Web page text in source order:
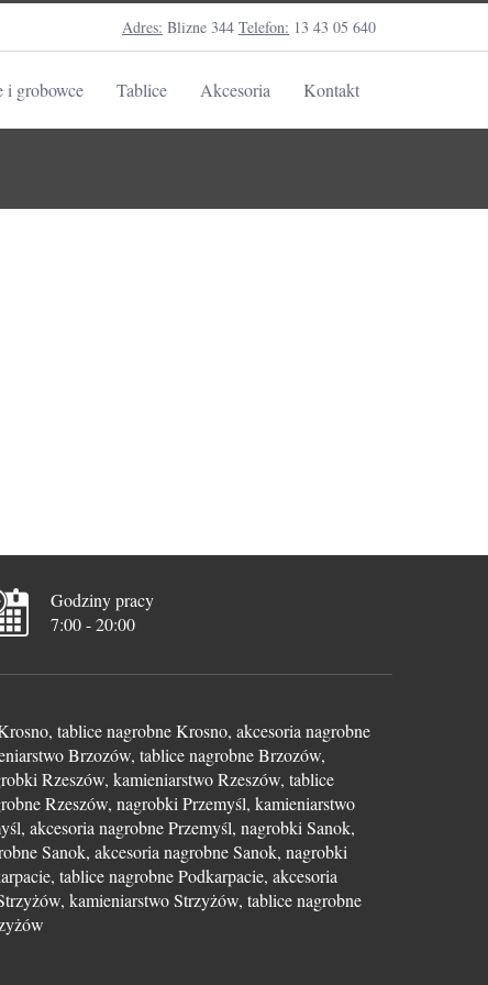
Adres: Blizne 344 Telefon: 13 43 05 640
i grobowce Tablice Akcesoria Kontakt
Godziny pracy
7:00 - 20:00
tablice nagrobne Krosno, akcesoria nagrobne
Brzozów, tablice nagrobne Brzozów,
Rzeszów, kamieniarstwo Rzeszów, tablice
Rzeszów, nagrobki Przemyśl, kamieniarstwo
akcesoria nagrobne Przemyśl, nagrobki Sanok,
Sanok, akcesoria nagrobne Sanok, nagrobki
tablice nagrobne Podkarpacie, akcesoria
kamieniarstwo Strzyżów, tablice nagrobne